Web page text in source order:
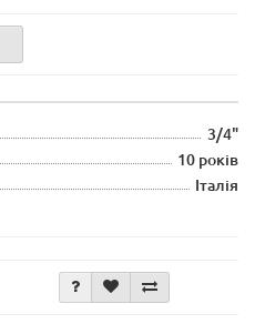
3/4"
10 років
Італія